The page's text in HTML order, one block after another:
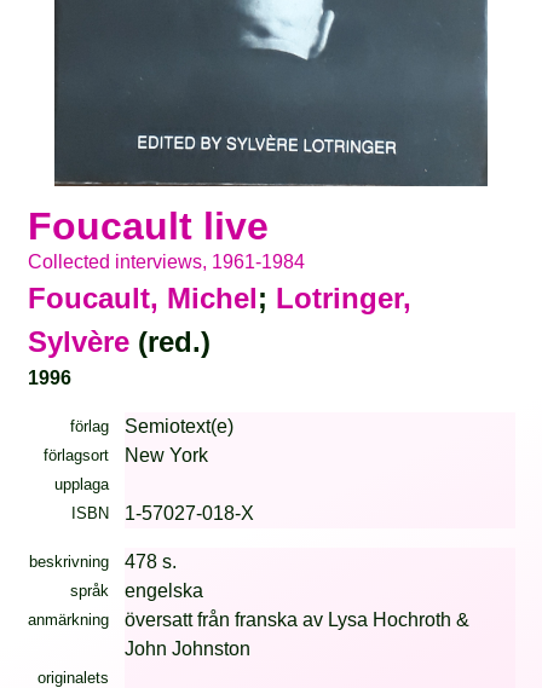
Foucault live
Collected interviews, 1961-1984
Foucault, Michel; Lotringer,
Sylvère(red.)
1996
förlag Semiotext(e)
förlagsort New York
upplaga
ISBN
1-57027-018-X
beskrivning 478 s.
språk engelska
anmärkning
översatt från franska av Lysa Hochroth &
John Johnston
originalets